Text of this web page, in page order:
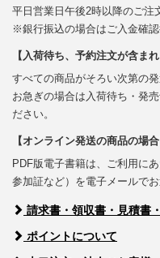
平日営業日午後2時以降のご注
※銀行振込の場合はご入金確認
【入荷待ち、予約注文が含まれ
すべての商品がそろい次第の発
お急ぎの場合は入荷待ち・発
ださい。
【オンライン発送の商品の場合
PDF版電子書籍は、ご利用に
参加証など）を電子メールでお
請求書・領収書・見積書
ポイントについて